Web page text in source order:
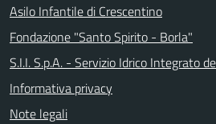
Asilo Infantile di Crescentino
Fondazione "Santo Spirito - Borla"
S.I.I. S.p.A. - Servizio Idrico Integrato
Informativa privacy
Note legali